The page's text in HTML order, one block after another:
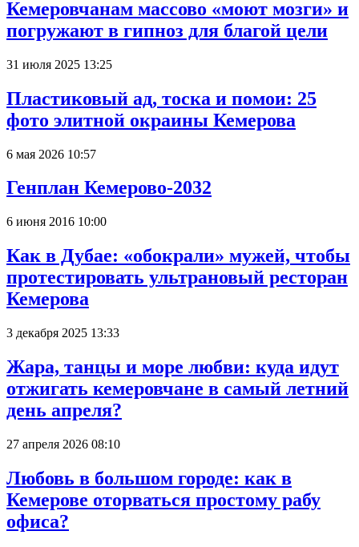
Кемеровчанам массово «моют мозги» и
погружают в гипноз для благой цели
31 июля 2025 13:25
Пластиковый ад, тоска и помои: 25
фото элитной окраины Кемерова
6 мая 2026 10:57
Генплан Кемерово-2032
6 июня 2016 10:00
Как в Дубае: «обокрали» мужей, чтобы
протестировать ультрановый ресторан
Кемерова
3 декабря 2025 13:33
Жара, танцы и море любви: куда идут
отжигать кемеровчане в самый летний
день апреля?
27 апреля 2026 08:10
Любовь в большом городе: как в
Кемерове оторваться простому рабу
офиса?